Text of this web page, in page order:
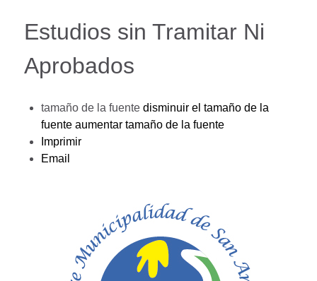
Estudios sin Tramitar Ni
Aprobados
tamaño de la fuente disminuir el tamaño de la
fuente aumentar tamaño de la fuente
Imprimir
Email